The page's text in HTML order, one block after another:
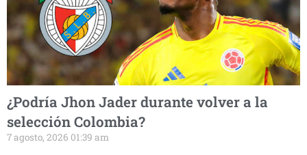
¿Podría Jhon Jader durante volver a la
selección Colombia?
7 agosto, 2026 01:39 am